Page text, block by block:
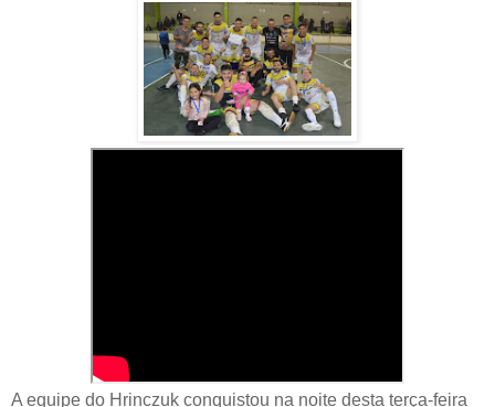
A equipe do Hrinczuk conquistou na noite desta terça-feira